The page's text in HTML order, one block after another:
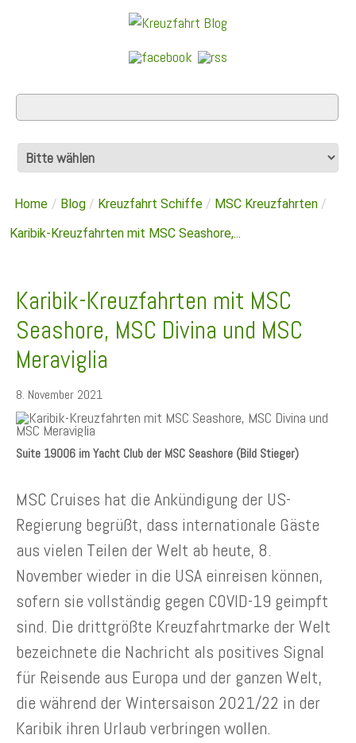
Home / Blog / Kreuzfahrt Schiffe / MSC Kreuzfahrten /
Karibik-Kreuzfahrten mit MSC Seashore,...
Karibik-Kreuzfahrten mit MSC
Seashore, MSC Divina und MSC
Meraviglia
8. November 2021
Suite 19006 im Yacht Club der MSC Seashore (Bild Stieger)
MSC Cruises hat die Ankündigung der US-
Regierung begrüßt, dass internationale Gäste
aus vielen Teilen der Welt ab heute, 8.
November wieder in die USA einreisen können,
sofern sie vollständig gegen COVID-19 geimpft
sind. Die drittgrößte Kreuzfahrtmarke der Welt
bezeichnete die Nachricht als positives Signal
für Reisende aus Europa und der ganzen Welt,
die während der Wintersaison 2021/22 in der
Karibik ihren Urlaub verbringen wollen.